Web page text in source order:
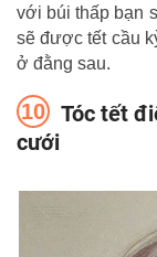
với búi thấp bạn
sẽ được tết cầu
ở đằng sau.
Tóc tết
cưới